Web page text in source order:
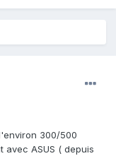
300/500
avec ASUS ( depuis